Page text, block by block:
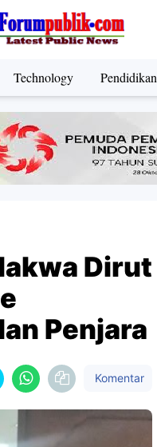
Technology Pendidikan
Dirut
Penjara
Komentar